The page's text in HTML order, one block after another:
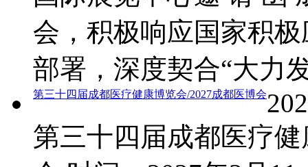
会，积极响应国家积
部署，深度契合“大力
第三十四届成都医疗健康博览会/2027成都医博会
第三十四届成都医疗